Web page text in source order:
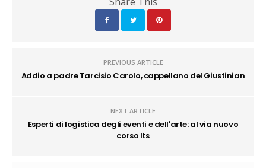
PREVIOUS ARTICLE
Addio a padre Tarcisio Carolo, cappellano del Giustinian
NEXT ARTICLE
Esperti di logistica degli eventi e dell'arte: al via nuovo
corso Its